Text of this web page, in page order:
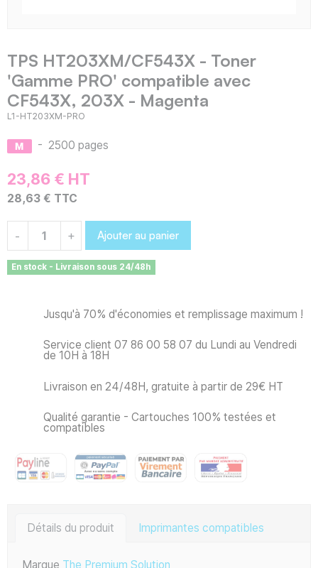
TPS HT203XM/CF543X - Toner
'Gamme PRO' compatible avec
CF543X, 203X - Magenta
L1-HT203XM-PRO
- 2500 pages
23,86 € HT
28,63 € TTC
- + Ajouter au panier
En stock - Livraison sous 24/48h
Jusqu'à 70% d'économies et remplissage maximum !
Service client 07 86 00 58 07 du Lundi au Vendredi
de 10H à 18H
Livraison en 24/48H, gratuite à partir de 29€ HT
Qualité garantie - Cartouches 100% testées et
compatibles
Détails du produit Imprimantes compatibles
Marque The Premium Solution